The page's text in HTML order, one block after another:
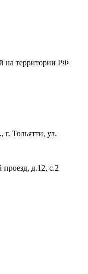
на территории РФ
г. Тольятти, ул.
д.12, с.2